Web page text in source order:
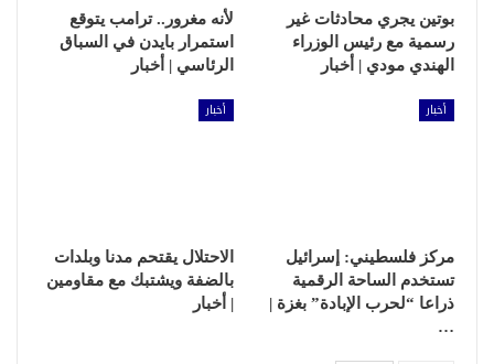
بوتين يجري محادثات غير
رسمية مع رئيس الوزراء
الهندي مودي | أخبار
لأنه مغرور.. ترامب يتوقع
استمرار بايدن في السباق
الرئاسي | أخبار
أخبار
مركز فلسطيني: إسرائيل
تستخدم الساحة الرقمية
ذراعا “لحرب الإبادة” بغزة |
…
أخبار
الاحتلال يقتحم مدنا وبلدات
بالضفة ويشتبك مع مقاومين
| أخبار